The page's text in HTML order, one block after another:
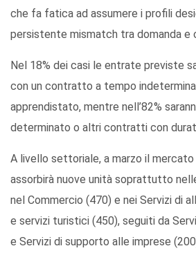
che fa fatica ad assumere i profili
persistente mismatch tra domanda e
Nel 18% dei casi le entrate previste
con un contratto a tempo
apprendistato, mentre nell’82%
determinato o altri contratti con
A livello settoriale, a marzo il
assorbirà nuove unità soprattutto
nel Commercio (470) e nei Servizi di
e servizi turistici (450), seguiti da
e Servizi di supporto alle imprese